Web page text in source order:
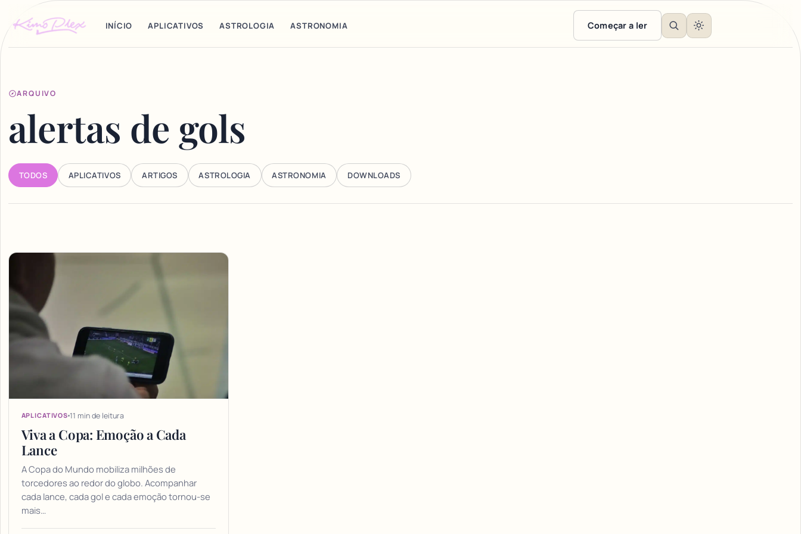
INÍCIO APLICATIVOS ASTROLOGIA ASTRONOMIA Começar a ler
ARQUIVO
alertas de gols
TODOS APLICATIVOS ARTIGOS ASTROLOGIA ASTRONOMIA DOWNLOADS
Articles
APLICATIVOS 11 min de leitura
Viva a Copa: Emoção a Cada
Lance
A Copa do Mundo mobiliza milhões de
torcedores ao redor do globo. Acompanhar
cada lance, cada gol e cada emoção tornou-se
mais…